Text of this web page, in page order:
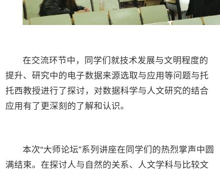
在交流环节中，同学们就技术发展与文明程度的
提升、研究中的电子数据来源选取与应用等问题与托
托西教授进行了探讨，对数据科学与人文研究的结合
应用有了更深刻的了解和认识。
本次“大师论坛”系列讲座在同学们的热烈掌声中圆
满结束。在探讨人与自然的关系、人文学科与比较文